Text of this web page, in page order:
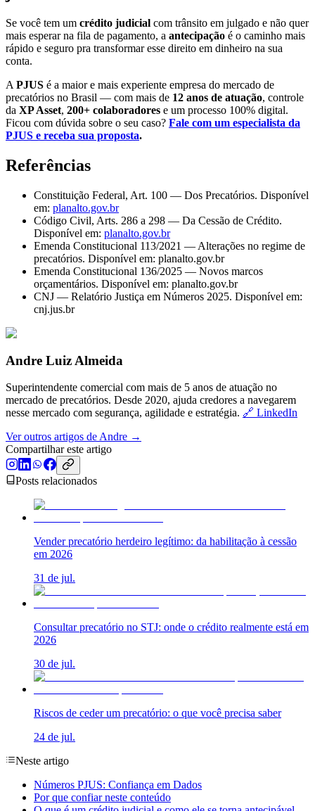
Se você tem um crédito judicial com trânsito em julgado e não quer
mais esperar na fila de pagamento, a antecipação é o caminho mais
rápido e seguro pra transformar esse direito em dinheiro na sua
conta.
A PJUS é a maior e mais experiente empresa do mercado de
precatórios no Brasil — com mais de 12 anos de atuação, controle
da XP Asset, 200+ colaboradores e um processo 100% digital.
Ficou com dúvida sobre o seu caso? Fale com um especialista da
PJUS e receba sua proposta.
Referências
Constituição Federal, Art. 100 — Dos Precatórios. Disponível
em: planalto.gov.br
Código Civil, Arts. 286 a 298 — Da Cessão de Crédito.
Disponível em: planalto.gov.br
Emenda Constitucional 113/2021 — Alterações no regime de
precatórios. Disponível em: planalto.gov.br
Emenda Constitucional 136/2025 — Novos marcos
orçamentários. Disponível em: planalto.gov.br
CNJ — Relatório Justiça em Números 2025. Disponível em:
cnj.jus.br
Andre Luiz Almeida
Superintendente comercial com mais de 5 anos de atuação no
mercado de precatórios. Desde 2020, ajuda credores a navegarem
nesse mercado com segurança, agilidade e estratégia. 🔗 LinkedIn
Ver outros artigos de Andre →
Compartilhar este artigo
Posts relacionados
Vender precatório herdeiro legítimo: da habilitação à cessão
em 2026
31 de jul.
Consultar precatório no STJ: onde o crédito realmente está em
2026
30 de jul.
Riscos de ceder um precatório: o que você precisa saber
24 de jul.
Neste artigo
Números PJUS: Confiança em Dados
Por que confiar neste conteúdo